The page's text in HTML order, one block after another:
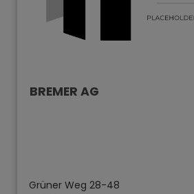
BREMER AG
Grüner Weg 28-48